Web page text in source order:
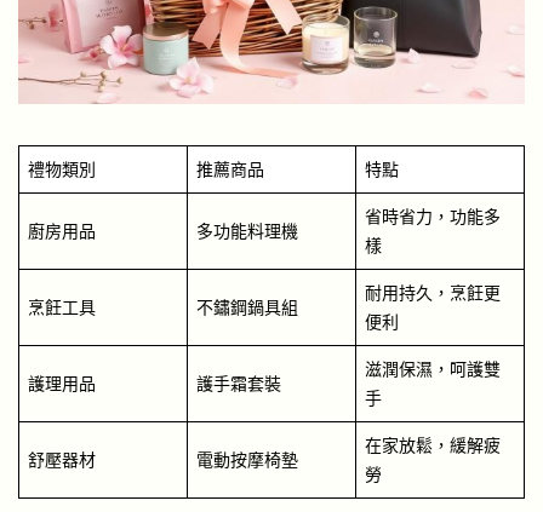
禮物類別 推薦商品 特點
廚房用品 多功能料理機
省時省力，功能多
樣
烹飪工具 不鏽鋼鍋具組
耐用持久，烹飪更
便利
護理用品 護手霜套裝
滋潤保濕，呵護雙
手
舒壓器材 電動按摩椅墊
在家放鬆，緩解疲
勞